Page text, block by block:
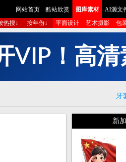
网站首页 酷站欣赏 图库素材
AI源文
热搜↓ 按年份↓ 平面设计 艺术摄影 包
V P ！ 高清
牙
新